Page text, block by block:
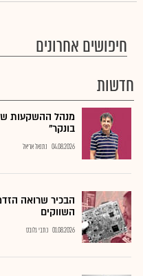
חיפושים אחרונים
חדשות
מנהל ההשקעות
בונקר"
04.08.2026 נתנאל אריאל
הבכיר שרואה
השווקים
01.08.2026 כתבי גלובס